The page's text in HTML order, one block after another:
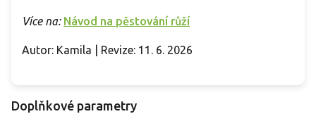
Více na: Návod na pěstování růží
Autor: Kamila | Revize: 11. 6. 2026
Doplňkové parametry